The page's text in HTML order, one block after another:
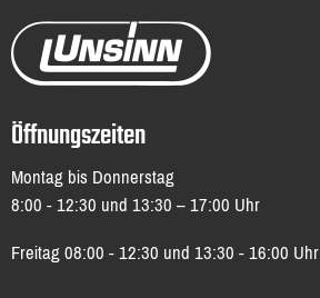
Öffnungszeiten
Montag bis Donnerstag
8:00 - 12:30 und 13:30 – 17:00 Uhr
Freitag 08:00 - 12:30 und 13:30 - 16:00 Uhr